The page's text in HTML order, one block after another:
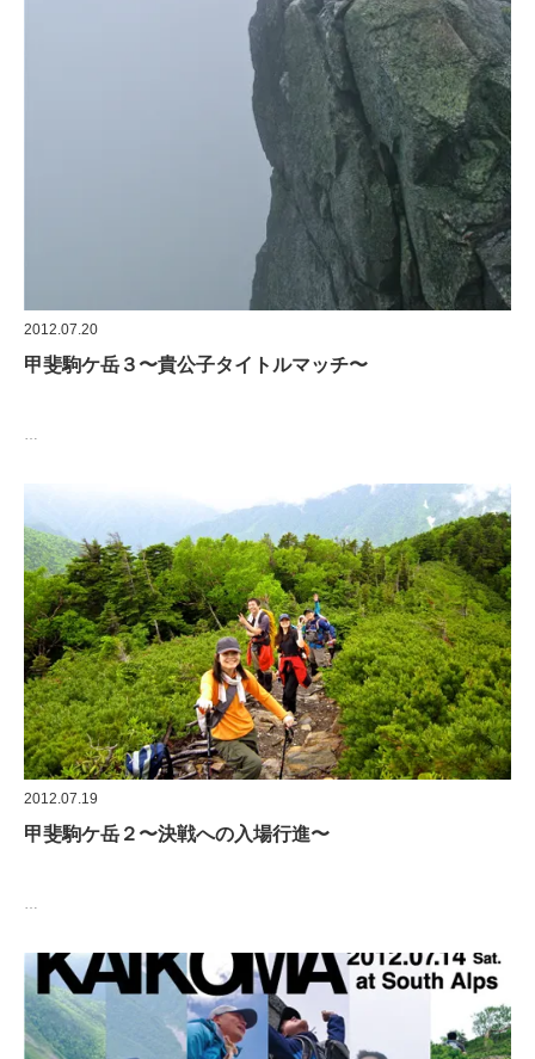
2012.07.20
甲斐駒ケ岳３〜貴公子タイトルマッチ〜
…
2012.07.19
甲斐駒ケ岳２〜決戦への入場行進〜
…